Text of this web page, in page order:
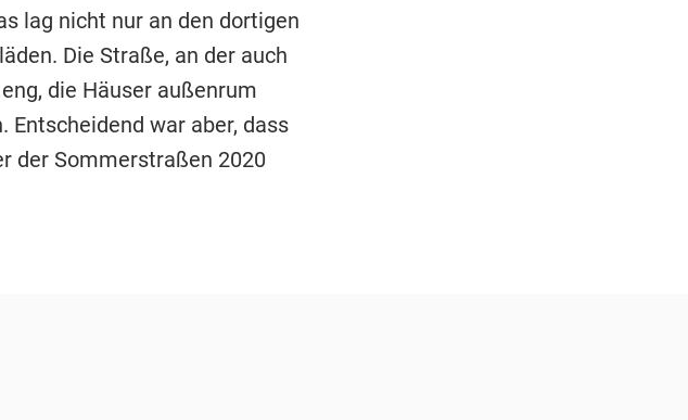
lag nicht nur an den dortigen
Die Straße, an der auch
die Häuser außenrum
Entscheidend war aber, dass
der Sommerstraßen 2020